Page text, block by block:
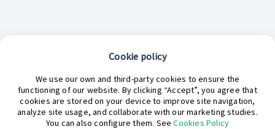
¿En qué podemos ayudarte hoy?
Cookie policy
We use our own and third-party cookies to ensure the
functioning of our website. By clicking “Accept”, you agree that
cookies are stored on your device to improve site navigation,
analyze site usage, and collaborate with our marketing studies.
You can also configure them. SeeCookies Policy